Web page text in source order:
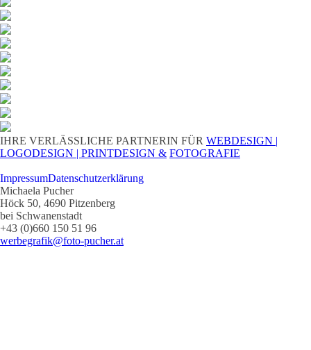
IHRE VERLÄSSLICHE PARTNERIN FÜR WEBDESIGN |
LOGODESIGN | PRINTDESIGN & FOTOGRAFIE
ImpressumDatenschutzerklärung
Michaela Pucher
Höck 50, 4690 Pitzenberg
bei Schwanenstadt
+43 (0)660 150 51 96
werbegrafik@foto-pucher.at